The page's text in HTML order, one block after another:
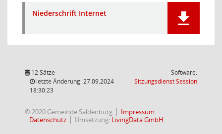
Niederschrift Internet
12 Sätze
letzte Änderung: 27.09.2024
18:30:23
Software:
SitzungsdienstSession(Wird in
© 2020 Gemeinde Saldenburg
Impressum
Datenschutz
Umsetzung: LivingData GmbH